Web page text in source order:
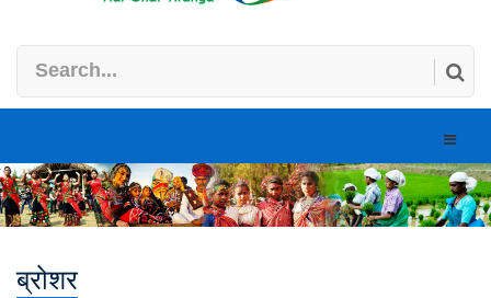
Toggle
ब्रोशर